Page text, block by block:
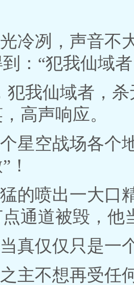
冷冽，声音不
：“犯我仙域
犯我仙域者，
高声响应。
星空战场各个
！
的喷出一大口
通道被毁，他
真仅仅只是一
主不想再受任